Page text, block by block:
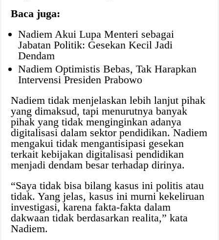
Baca juga:
Nadiem Akui Lupa Menteri sebagai
Jabatan Politik: Gesekan Kecil Jadi
Dendam
Nadiem Optimistis Bebas, Tak Harapkan
Intervensi Presiden Prabowo
Nadiem tidak menjelaskan lebih lanjut pihak
yang dimaksud, tapi menurutnya banyak
pihak yang tidak menginginkan adanya
digitalisasi dalam sektor pendidikan. Nadiem
mengakui tidak mengantisipasi gesekan
terkait kebijakan digitalisasi pendidikan
menjadi dendam besar terhadap dirinya.
“Saya tidak bisa bilang kasus ini politis atau
tidak. Yang jelas, kasus ini murni kekeliruan
investigasi, karena fakta-fakta dalam
dakwaan tidak berdasarkan realita,” kata
Nadiem.